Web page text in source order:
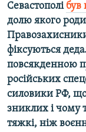
Севастополі був
долю якого
Правозахисники
фіксуються
повсякденною
російських
силовики РФ,
зниклих і чому
тяжкі, ніж